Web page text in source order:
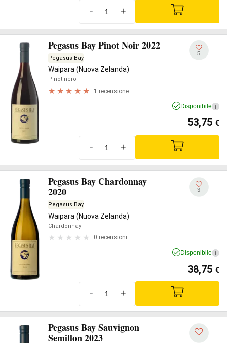
- +
Pegasus Bay Pinot Noir 2022
Pegasus Bay
Waipara (Nuova Zelanda)
Pinot nero
1 recensione
5
Disponibile i
53,75 €
- +
Pegasus Bay Chardonnay
2020
Pegasus Bay
Waipara (Nuova Zelanda)
Chardonnay
0 recensioni
3
Disponibile i
38,75 €
- +
Pegasus Bay Sauvignon
Semillon 2023